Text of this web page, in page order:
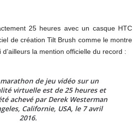
25 heures avec un casque HTC
de création Tilt Brush comme le montre
la mention officielle du record :
de jeu vidéo sur un
virtuelle est de 25 heures et
achevé par Derek Westerman
Californie, USA, le 7 avril
2016.